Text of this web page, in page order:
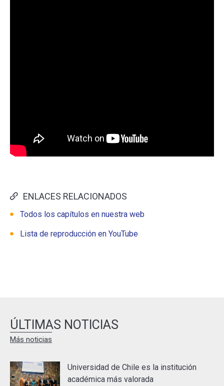
ENLACES RELACIONADOS
Todos los capítulos en nuestra web
Lista de reproducción en YouTube
ÚLTIMAS NOTICIAS
Más noticias
Universidad de Chile es la institución
académica más valorada